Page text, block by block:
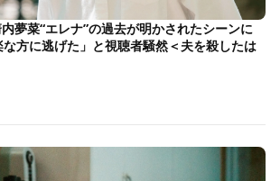
夢菜“エレナ”の過去が明かされたシーンに
な方に逃げた」と視聴者騒然＜夫を殺したは